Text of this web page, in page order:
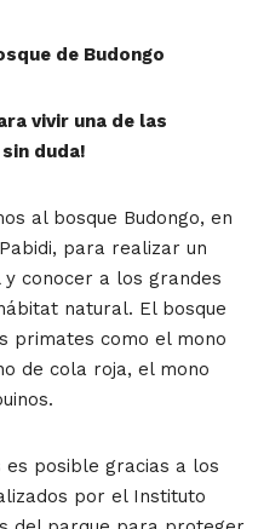
de Budongo
vivir una de las
duda!
al bosque Budongo, en
para realizar un
conocer a los grandes
natural. El bosque
primates como el mono
de cola roja, el mono
posible gracias a los
por el Instituto